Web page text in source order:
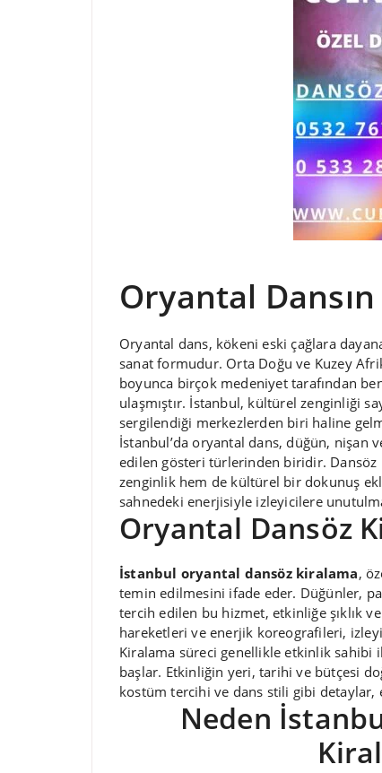
Oryantal
Oryantal dans, kökeni eski çağlara
sanat formudur. Orta Doğu ve Kuzey
boyunca birçok medeniyet tarafından
ulaşmıştır. İstanbul, kültürel zenginliği
sergilendiği merkezlerden biri haline
İstanbul’da oryantal dans, düğün,
edilen gösteri türlerinden biridir.
zenginlik hem de kültürel bir dokunuş
sahnedeki enerjisiyle izleyicilere
Oryantal Dansöz
İstanbul oryantal dansöz kiralama,
temin edilmesini ifade eder. Düğünler,
tercih edilen bu hizmet, etkinliğe şıklık
hareketleri ve enerjik koreografileri,
Kiralama süreci genellikle etkinlik sahibi
başlar. Etkinliğin yeri, tarihi ve bütçesi
kostüm tercihi ve dans stili gibi
Neden